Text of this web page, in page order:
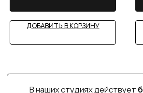
ДОБАВИТЬ В КОРЗИНУ